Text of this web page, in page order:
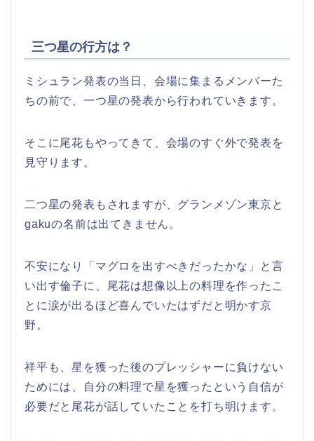
三つ星の行方は？
ミシュラン発表の当日、会場に集まるメンバーた
ちの前で、一つ星の発表から行われていきます。
そこに尾花もやってきて、会場のすぐ外で発表を
見守ります。
二つ星の発表もされますが、グランメゾン東京と
gakuの名前は出てきません。
不安になり「マグロを出すべきだったかな」と言
い出す倫子に、尾花は想像以上の料理を作ったこ
とに涙が出るほど喜んでいたはずだと明かす京
野。
祥平も、星を獲った後のプレッシャーに負けない
ためには、自分の料理で星を獲ったという自信が
必要だと尾花が話していたことを打ち明けます。